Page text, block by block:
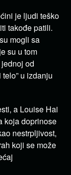
je ljudi teško
takođe patili.
mogli sa
su u tom
od
u izdanju
a Louise Hai
koja doprinose
nestrpljivost,
koji se može